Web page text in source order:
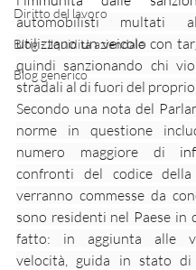
Diritto del lavoro
Blog - liquidità aziendale
Blog generico
automobilisti multati
utilizzano un veicolo con
quindi sanzionando chi
stradali al di fuori del proprio
Secondo una nota del
norme in questione
numero maggiore di
confronti del codice
verranno commesse da
sono residenti nel Paese in
fatto: in aggiunta alle
velocità, guida in stato di